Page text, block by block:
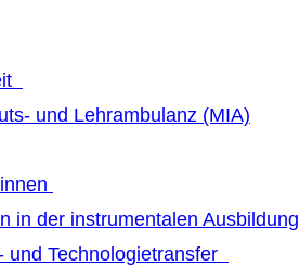
und Lehrambulanz (MIA)
in der instrumentalen Ausbildung
und Technologietransfer